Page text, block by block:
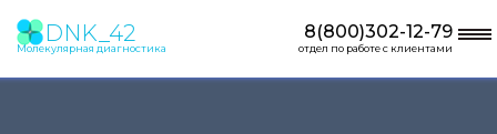
DNK_42 8(800)302-12-79
отдел по работе с клиентами
Молекулярная диагностика